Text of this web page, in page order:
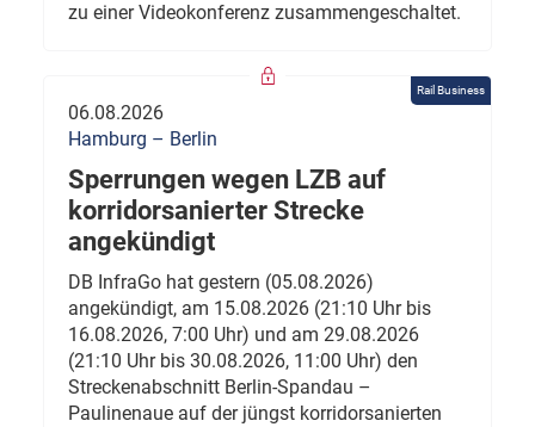
zu einer Videokonferenz zusammengeschaltet.
Rail Business
06.08.2026
Hamburg – Berlin
Sperrungen wegen LZB auf
korridorsanierter Strecke
angekündigt
DB InfraGo hat gestern (05.08.2026)
angekündigt, am 15.08.2026 (21:10 Uhr bis
16.08.2026, 7:00 Uhr) und am 29.08.2026
(21:10 Uhr bis 30.08.2026, 11:00 Uhr) den
Streckenabschnitt Berlin-Spandau –
Paulinenaue auf der jüngst korridorsanierten